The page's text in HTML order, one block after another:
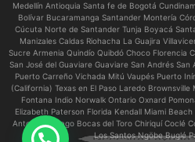
Medellín Antioquia Santa fe de Bogotá
Bolívar Bucaramanga Santander Montería
Cúcuta Norte de Santander Tunja Boyacá
Manizales Caldas Riohacha La Guajira
Sucre Armenia Quindío Quibdó Choco Florencia
San José del Guaviare Guaviare San Andrés
Puerto Carreño Vichada Mitú Vaupés Puerto
(California) Texas en El Paso Laredo
Fontana Indio Norwalk Ontario Oxnard
Elizabeth Paterson Florida Kendall Miami
Antonio Chicago Bocas del Toro Chiriquí Coclé
Los Santos Ngöbe Buglé
Necesitas